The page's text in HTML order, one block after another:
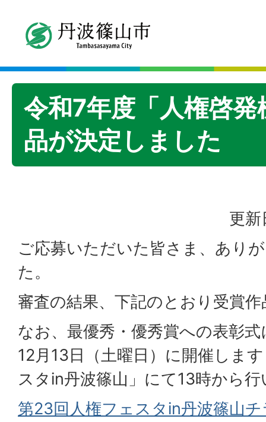
令和7年度「人権啓発
品が決定しました
更
ご応募いただいた皆さま、あり
た。
審査の結果、下記のとおり受賞
なお、最優秀・優秀賞への表彰
12月13日（土曜日）に開催しま
スタin丹波篠山」にて13時から
第23回人権フェスタin丹波篠山